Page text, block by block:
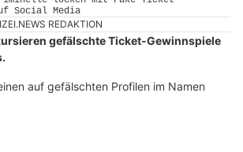
REDAKTION
gefälschte Ticket-Gewinnspiele
auf gefälschten Profilen im Namen